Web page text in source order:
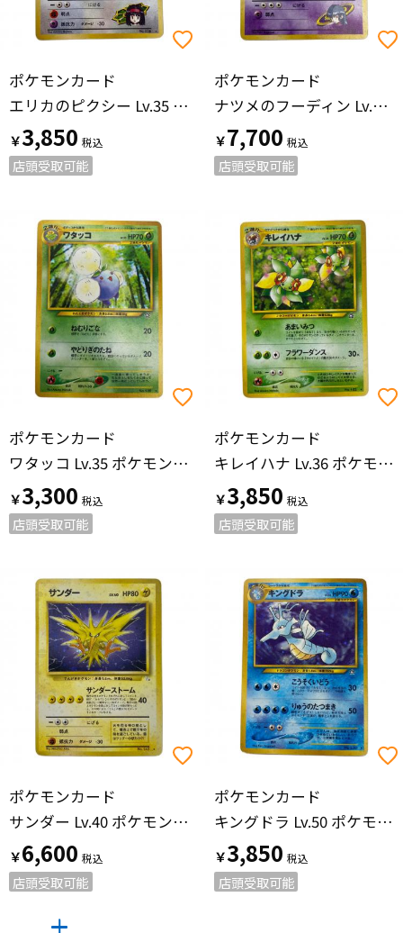
ポケモンカード
エリカのピクシー Lv.35 ポケモンカード No.036 旧裏面
￥3,850
店頭受取可能
ポケモンカード
ナツメのフーディン Lv.44 ポケモンカード No.46 旧裏面
￥7,700
店頭受取可能
ポケモンカード
ワタッコ Lv.35 ポケモンカード No.189 旧裏面
￥3,300
店頭受取可能
ポケモンカード
キレイハナ Lv.36 ポケモンカード No.182 旧裏面
￥3,850
店頭受取可能
ポケモンカード
サンダー Lv.40 ポケモンカード No.145 旧裏面
￥6,600
店頭受取可能
ポケモンカード
キングドラ Lv.50 ポケモンカード No.230 旧裏面
￥3,850
店頭受取可能